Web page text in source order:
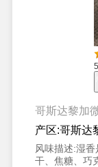
哥斯达黎加
产区:哥斯达
风味描述:湿香
干、焦糖、巧